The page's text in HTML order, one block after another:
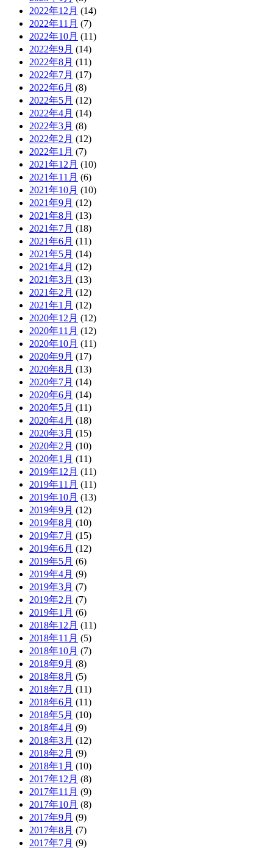
2022年12月 (14)
2022年11月 (7)
2022年10月 (11)
2022年9月 (14)
2022年8月 (11)
2022年7月 (17)
2022年6月 (8)
2022年5月 (12)
2022年4月 (14)
2022年3月 (8)
2022年2月 (12)
2022年1月 (7)
2021年12月 (10)
2021年11月 (6)
2021年10月 (10)
2021年9月 (12)
2021年8月 (13)
2021年7月 (18)
2021年6月 (11)
2021年5月 (14)
2021年4月 (12)
2021年3月 (13)
2021年2月 (12)
2021年1月 (12)
2020年12月 (12)
2020年11月 (12)
2020年10月 (11)
2020年9月 (17)
2020年8月 (13)
2020年7月 (14)
2020年6月 (14)
2020年5月 (11)
2020年4月 (18)
2020年3月 (15)
2020年2月 (10)
2020年1月 (11)
2019年12月 (11)
2019年11月 (11)
2019年10月 (13)
2019年9月 (12)
2019年8月 (10)
2019年7月 (15)
2019年6月 (12)
2019年5月 (6)
2019年4月 (9)
2019年3月 (7)
2019年2月 (7)
2019年1月 (6)
2018年12月 (11)
2018年11月 (5)
2018年10月 (7)
2018年9月 (8)
2018年8月 (5)
2018年7月 (11)
2018年6月 (11)
2018年5月 (10)
2018年4月 (9)
2018年3月 (12)
2018年2月 (9)
2018年1月 (10)
2017年12月 (8)
2017年11月 (9)
2017年10月 (8)
2017年9月 (9)
2017年8月 (7)
2017年7月 (9)